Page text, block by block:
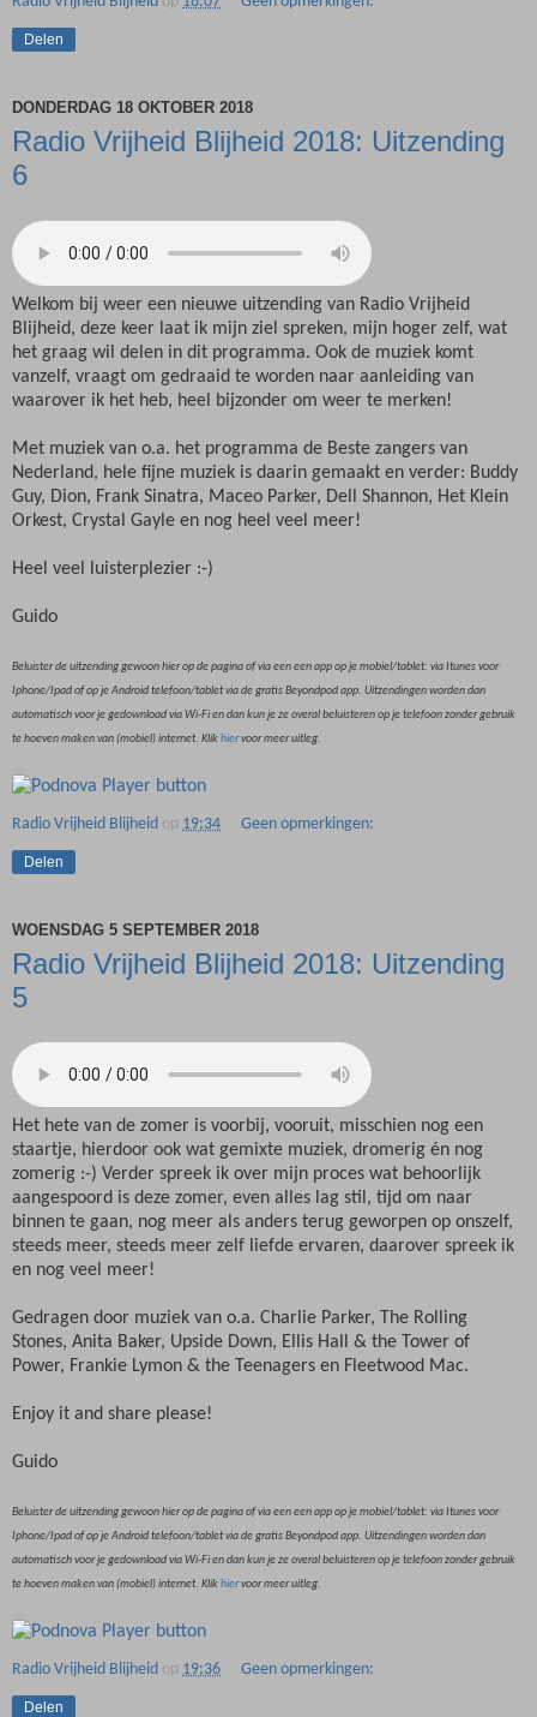
Delen
DONDERDAG 18 OKTOBER 2018
Radio Vrijheid Blijheid 2018: Uitzending
6
Welkom bij weer een nieuwe uitzending van Radio Vrijheid
Blijheid, deze keer laat ik mijn ziel spreken, mijn hoger zelf, wat
het graag wil delen in dit programma. Ook de muziek komt
vanzelf, vraagt om gedraaid te worden naar aanleiding van
waarover ik het heb, heel bijzonder om weer te merken!
Met muziek van o.a. het programma de Beste zangers van
Nederland, hele fijne muziek is daarin gemaakt en verder: Buddy
Guy, Dion, Frank Sinatra, Maceo Parker, Dell Shannon, Het Klein
Orkest, Crystal Gayle en nog heel veel meer!
Heel veel luisterplezier :-)
Guido
Beluister de uitzending gewoon hier op de pagina of via een een app op je mobiel/tablet: via Itunes voor
Iphone/Ipad of op je Android telefoon/tablet via de gratis Beyondpod app. Uitzendingen worden dan
automatisch voor je gedownload via Wi-Fi en dan kun je ze overal beluisteren op je telefoon zonder gebruik
te hoeven maken van (mobiel) internet. Klikhiervoor meer uitleg.
Radio Vrijheid Blijheid op 19:34 Geen opmerkingen:
Delen
WOENSDAG 5 SEPTEMBER 2018
Radio Vrijheid Blijheid 2018: Uitzending
5
Het hete van de zomer is voorbij, vooruit, misschien nog een
staartje, hierdoor ook wat gemixte muziek, dromerig én nog
zomerig :-) Verder spreek ik over mijn proces wat behoorlijk
aangespoord is deze zomer, even alles lag stil, tijd om naar
binnen te gaan, nog meer als anders terug geworpen op onszelf,
steeds meer, steeds meer zelf liefde ervaren, daarover spreek ik
en nog veel meer!
Gedragen door muziek van o.a. Charlie Parker, The Rolling
Stones, Anita Baker, Upside Down, Ellis Hall & the Tower of
Power, Frankie Lymon & the Teenagers en Fleetwood Mac.
Enjoy it and share please!
Guido
Beluister de uitzending gewoon hier op de pagina of via een een app op je mobiel/tablet: via Itunes voor
Iphone/Ipad of op je Android telefoon/tablet via de gratis Beyondpod app. Uitzendingen worden dan
automatisch voor je gedownload via Wi-Fi en dan kun je ze overal beluisteren op je telefoon zonder gebruik
te hoeven maken van (mobiel) internet. Klikhiervoor meer uitleg.
Radio Vrijheid Blijheid op 19:36 Geen opmerkingen:
Delen